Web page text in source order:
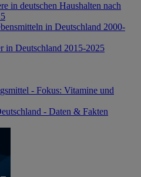
in deutschen Haushalten nach
in Deutschland 2000-
in Deutschland 2015-2025
- Fokus: Vitamine und
- Daten & Fakten